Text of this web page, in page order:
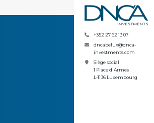
+352 27 62 13 07
dncabelux@dnca-
investments.com
Siège social
1 Place d'Armes
L-1136 Luxembourg